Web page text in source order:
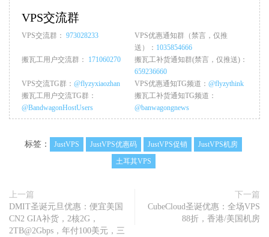
VPS交流群
VPS交流群： 973028233
VPS优惠通知群（禁言，仅推
送）： 1035854666
搬瓦工用户交流群： 171060270
搬瓦工补货通知群(禁言，仅推送)：
659236660
VPS交流TG群： @flyzyxiaozhan VPS优惠通知TG频道： @flyzythink
搬瓦工用户交流TG群：
@BandwagonHostUsers
搬瓦工补货通知TG频道：
@banwagongnews
标签： JustVPS JustVPS优惠码 JustVPS促销
JustVPS机房
土耳其VPS
上一篇
DMIT圣诞元旦优惠：便宜美国
CN2 GIA补货，2核2G，
2TB@2Gbps，年付100美元，三
下一篇
CubeCloud圣诞优惠：全场VPS
88折，香港/美国机房